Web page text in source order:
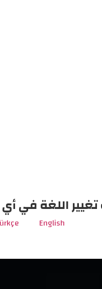
تغيير اللغة في
English